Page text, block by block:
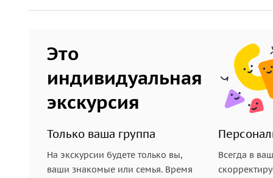
Посещение Пекина невозможно представить
человеческих творений — Великой Китайской
считающийся самым популярным и
правда ли, что её видно из космоса, какие
Это
индивидуальная
экскурсия
Только ваша группа
На экскурсии будете только вы,
ваши знакомые или семья. Время
Всегда в